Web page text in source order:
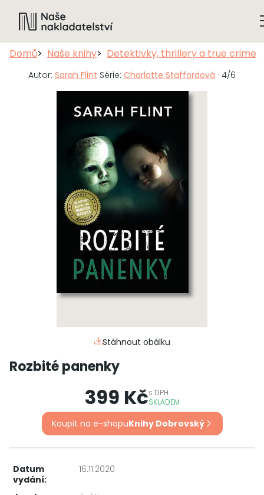
Domů Naše knihy Detektivky, thrillery a true crime
Autor: Sarah Flint Série: Charlotte Staffordová · 4/6
Stáhnout obálku
Rozbité panenky
399 Kčs DPH
SKLADEM
Koupit na e-shopuKnihy Dobrovský
Datum
vydání:
16.11.2020